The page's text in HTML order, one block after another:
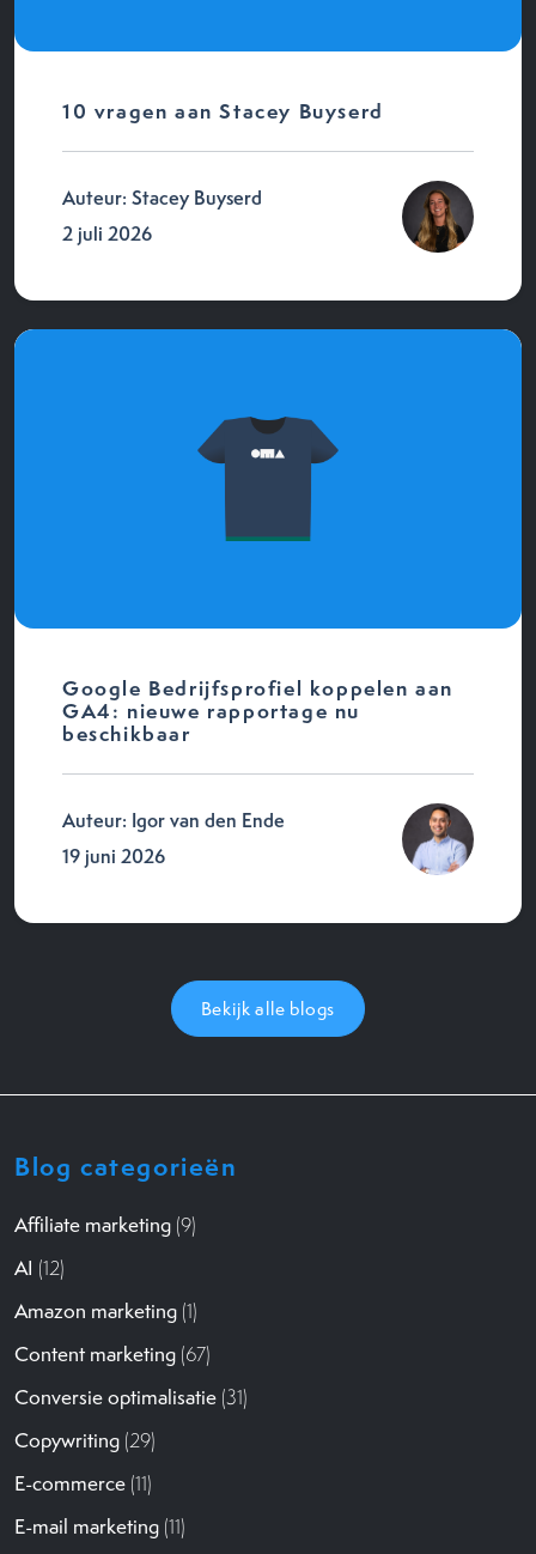
10 vragen aan Stacey Buyserd
Auteur: Stacey Buyserd
2 juli 2026
Google Bedrijfsprofiel koppelen aan
GA4: nieuwe rapportage nu
beschikbaar
Auteur: Igor van den Ende
19 juni 2026
Bekijk alle blogs
Blog categorieën
Affiliate marketing (9)
AI (12)
Amazon marketing (1)
Content marketing (67)
Conversie optimalisatie (31)
Copywriting (29)
E-commerce (11)
E-mail marketing (11)